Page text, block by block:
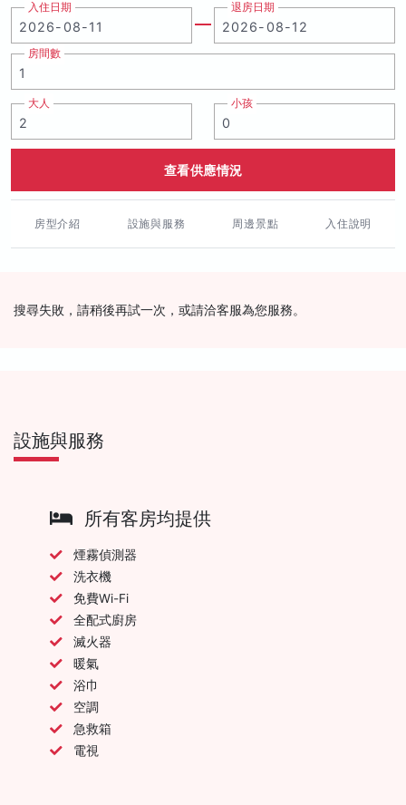
入住日期 退房日期
房間數
大人 小孩
查看供應情況
房型介紹 設施與服務 周邊景點 入住說明
搜尋失敗，請稍後再試一次，或請洽客服為您服務。
設施與服務
所有客房均提供
煙霧偵測器
洗衣機
免費Wi-Fi
全配式廚房
滅火器
暖氣
浴巾
空調
急救箱
電視